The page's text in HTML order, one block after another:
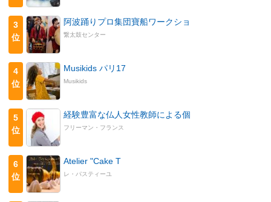
3
位
阿波踊りプロ集団寶船ワークショ
繋太鼓センター
4
位
Musikids パリ17
Musikids
5
位
経験豊富な仏人女性教師による個
フリーマン・フランス
6
位
Atelier "Cake T
レ・パスティーユ